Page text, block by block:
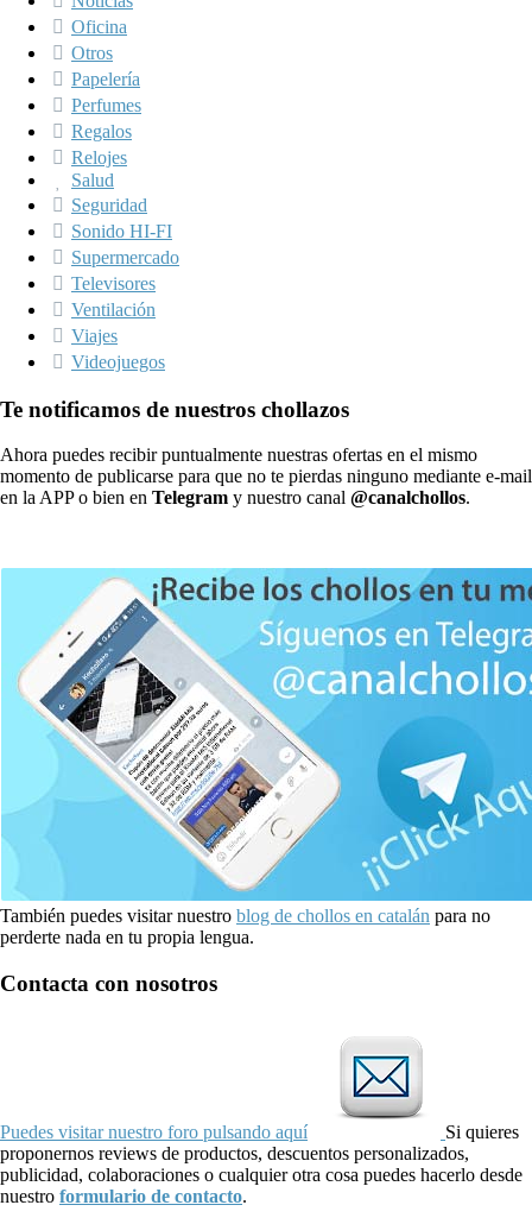
Oficina
Otros
Papelería
Perfumes
Regalos
Relojes
Salud
Seguridad
Sonido HI-FI
Supermercado
Televisores
Ventilación
Viajes
Videojuegos
Te notificamos de nuestros chollazos
Ahora puedes recibir puntualmente nuestras ofertas en el mismo
momento de publicarse para que no te pierdas ninguno mediante e-mail
en la APP o bien en Telegram y nuestro canal @canalchollos.
También puedes visitar nuestro blog de chollos en catalán para no
perderte nada en tu propia lengua.
Contacta con nosotros
Puedes visitar nuestro foro pulsando aquí
Si quieres
proponernos reviews de productos, descuentos personalizados,
publicidad, colaboraciones o cualquier otra cosa puedes hacerlo desde
nuestro formulario de contacto.